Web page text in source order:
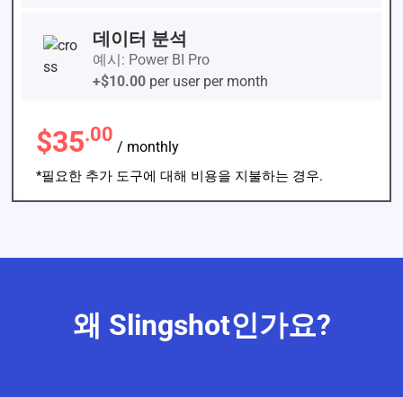
데이터 분석
예시: Power BI Pro
+$10.00 per user per month
$35.00
/ monthly
*필요한 추가 도구에 대해 비용을 지불하는 경우.
왜 Slingshot인가요?